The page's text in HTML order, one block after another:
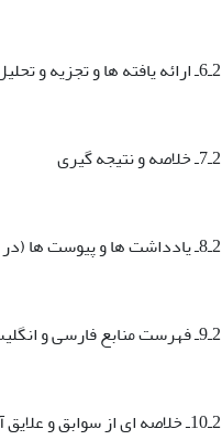
2ـ6ـ ارائه یافته ‏ها و تجزیه و تحلیل و تفسیر آن‌ها
2ـ7ـ خلاصه و نتیجه‏ گیری
2ـ8ـ یادداشت‏ ها و پیوست‏ ها (در صورت لزوم)
2ـ9ـ فهرست منابع فارسی و انگلیسی
2ـ10ـ خلاصه‏ ای از سوابق و علایق آموزشی و پژوهشی نویسنده/ نام دانشگاه یا مؤسسه وابسته/ نشانی الکترونیکی